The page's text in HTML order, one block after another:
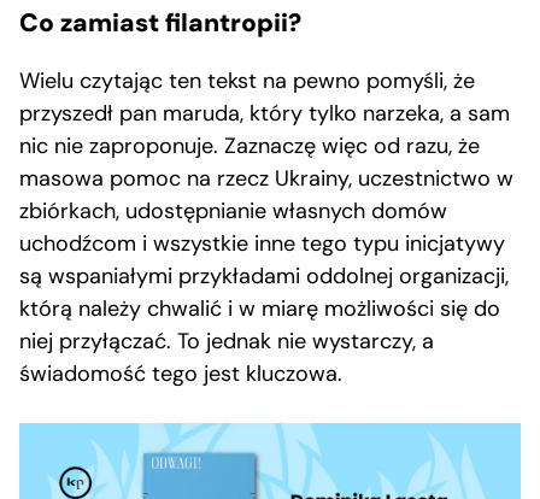
Co zamiast filantropii?
Wielu czytając ten tekst na pewno pomyśli, że
przyszedł pan maruda, który tylko narzeka, a sam
nic nie zaproponuje. Zaznaczę więc od razu, że
masowa pomoc na rzecz Ukrainy, uczestnictwo w
zbiórkach, udostępnianie własnych domów
uchodźcom i wszystkie inne tego typu inicjatywy
są wspaniałymi przykładami oddolnej organizacji,
którą należy chwalić i w miarę możliwości się do
niej przyłączać. To jednak nie wystarczy, a
świadomość tego jest kluczowa.